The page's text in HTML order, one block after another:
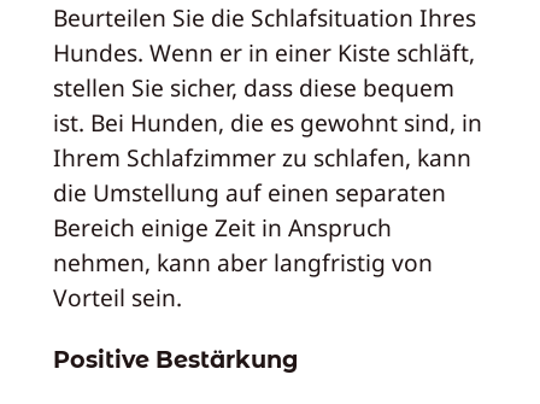
Beurteilen Sie die Schlafsituation Ihres
Hundes. Wenn er in einer Kiste schläft,
stellen Sie sicher, dass diese bequem
ist. Bei Hunden, die es gewohnt sind, in
Ihrem Schlafzimmer zu schlafen, kann
die Umstellung auf einen separaten
Bereich einige Zeit in Anspruch
nehmen, kann aber langfristig von
Vorteil sein.
Positive Bestärkung